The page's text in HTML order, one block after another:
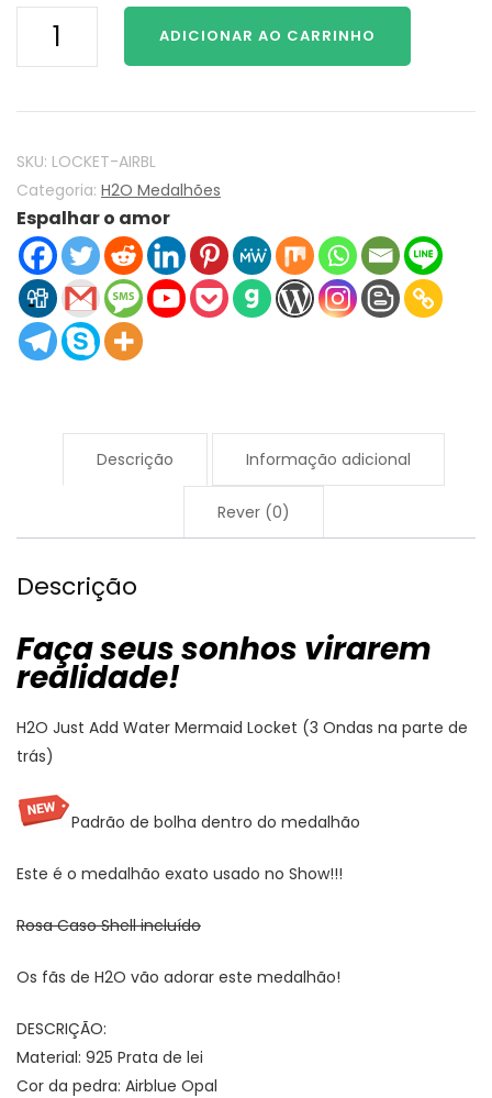
Mako
H2O
Medalhão
925
Prata
esterlina
com
Airblue
Opal
ADICIONAR AO CARRINHO
SKU: LOCKET-AIRBL
Categoria: H2O Medalhões
Espalhar o amor
Descrição Informação adicional
Rever (0)
Descrição
Faça seus sonhos virarem
realidade!
H2O Just Add Water Mermaid Locket (3 Ondas na parte de
trás)
Padrão de bolha dentro do medalhão
Este é o medalhão exato usado no Show!!!
Rosa Caso Shell incluído
Os fãs de H2O vão adorar este medalhão!
DESCRIÇÃO:
Material: 925 Prata de lei
Cor da pedra: Airblue Opal